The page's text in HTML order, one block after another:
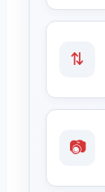
⇅
📷